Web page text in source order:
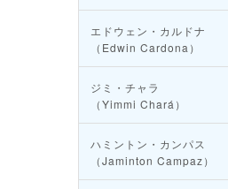
エドウェン・カルドナ
（Edwin Cardona）
ジミ・チャラ
（Yimmi Chará）
ハミントン・カンパス
（Jaminton Campaz）